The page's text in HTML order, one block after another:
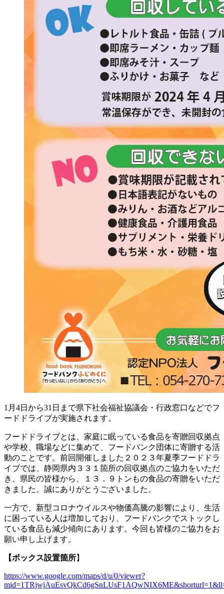
1月4日から31日まで県下社会福祉協議会・行政窓口などでフ
ードドライブが実施されます。
フードドライブとは、家庭に眠っている食品を寄贈回収拠点
や学校、職場などに集めて、フードバンク団体に寄贈する活
動のことです。前回開催しました２０２３年夏季フードドラ
イブでは、静岡県内３３１箇所の回収拠点のご協力をいただ
き、県民の皆様から、１３．９トンもの食品の寄贈をいただ
きました。誠にありがとうございました。
一方で、新型コロナウイルスや物価高騰の影響により、生活
に困っている人は増加しており、フードバンクでストックし
ている食品も減少傾向にあります。今回も皆様のご協力をお
願い申し上げます。
【ボックス設置箇所】
https://www.google.com/maps/d/u/0/viewer?